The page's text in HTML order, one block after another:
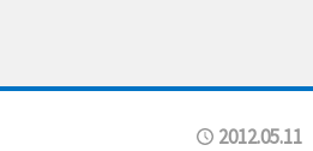
2012.05.11